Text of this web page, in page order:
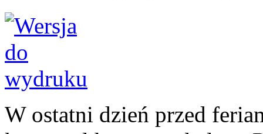
W ostatni dzień przed